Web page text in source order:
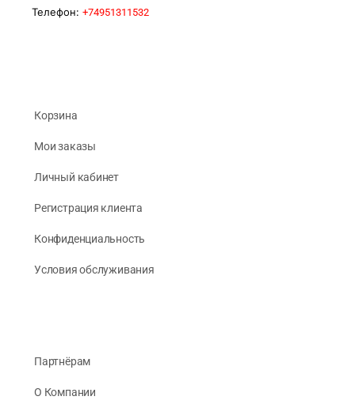
Телефон: +74951311532
Корзина
Мои заказы
Личный кабинет
Регистрация клиента
Конфиденциальность
Условия обслуживания
Партнёрам
О Компании